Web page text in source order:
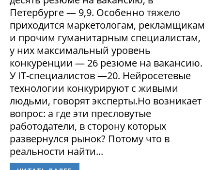
Петербурге — 9,9. Особенно тяжело
приходится маркетологам, рекламщикам
и прочим гуманитарным специалистам,
у них максимальный уровень
конкуренции — 26 резюме на вакансию.
У IT-специалистов —20. Нейросетевые
технологии конкурируют с живыми
людьми, говорят эксперты.Но возникает
вопрос: а где эти пресловутые
работодатели, в сторону которых
развернулся рынок? Потому что в
реальности найти...